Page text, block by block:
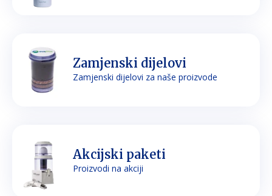
Zamjenski dijelovi
Zamjenski dijelovi za naše proizvode
Akcijski paketi
Proizvodi na akciji